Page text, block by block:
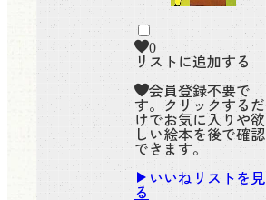
0
リストに追加する
会員登録不要で
す。クリックするだ
けでお気に入りや欲
しい絵本を後で確認
できます。
いいねリストを見
る